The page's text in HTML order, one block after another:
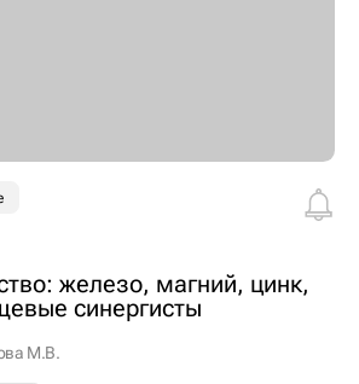
железо, магний, цинк,
синергисты
М.В.